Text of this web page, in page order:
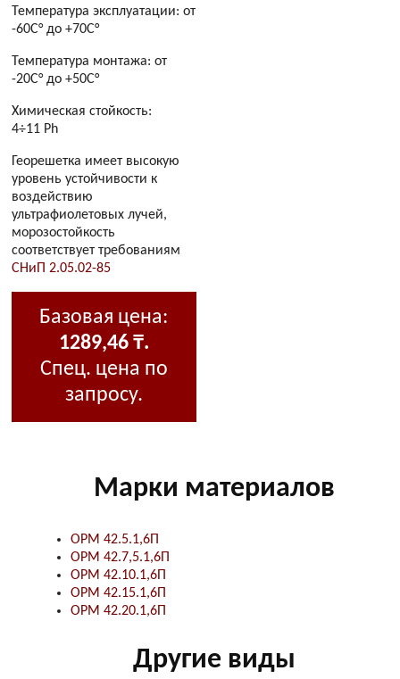
Температура эксплуатации: от
-60C° до +70C°
Температура монтажа: от
-20C° до +50C°
Химическая стойкость:
4÷11 Ph
Георешетка имеет высокую
уровень устойчивости к
воздействию
ультрафиолетовых лучей,
морозостойкость
соответствует требованиям
СНиП 2.05.02-85
Базовая цена:
1289,46 ₸.
Спец. цена по
запросу.
Марки материалов
ОРМ 42.5.1,6П
ОРМ 42.7,5.1,6П
ОРМ 42.10.1,6П
ОРМ 42.15.1,6П
ОРМ 42.20.1,6П
Другие виды